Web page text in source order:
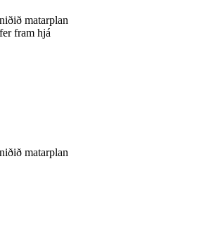
matarplan
fram hjá
matarplan